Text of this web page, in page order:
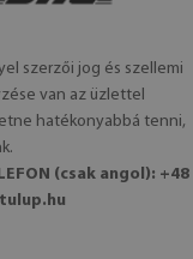
szerzői jog és szellemi
van az üzlettel
hatékonyabbá tenni,
(csak angol): +48